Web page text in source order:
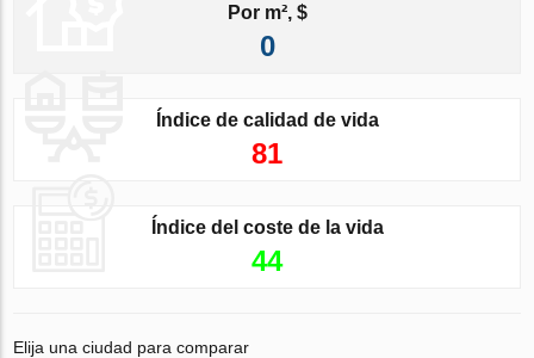
Por m², $
0
Índice de calidad de vida
81
Índice del coste de la vida
44
Elija una ciudad para comparar